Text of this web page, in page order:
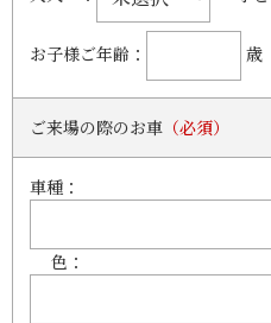
お子様ご年齢： 歳
ご来場の際のお車 （必須）
車種：
色：